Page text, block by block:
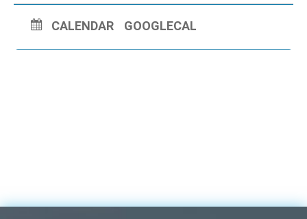
CALENDAR GOOGLECAL